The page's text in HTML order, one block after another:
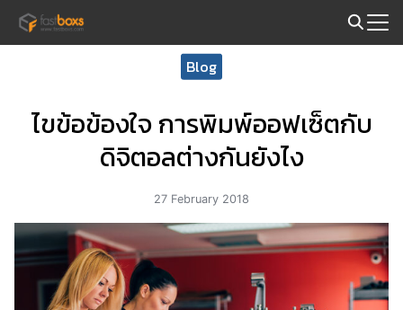
Skip
Blog
ไขข้อข้องใจ การพิมพ์ออฟเซ็ตกับ
ดิจิตอลต่างกันยังไง
27 February 2018